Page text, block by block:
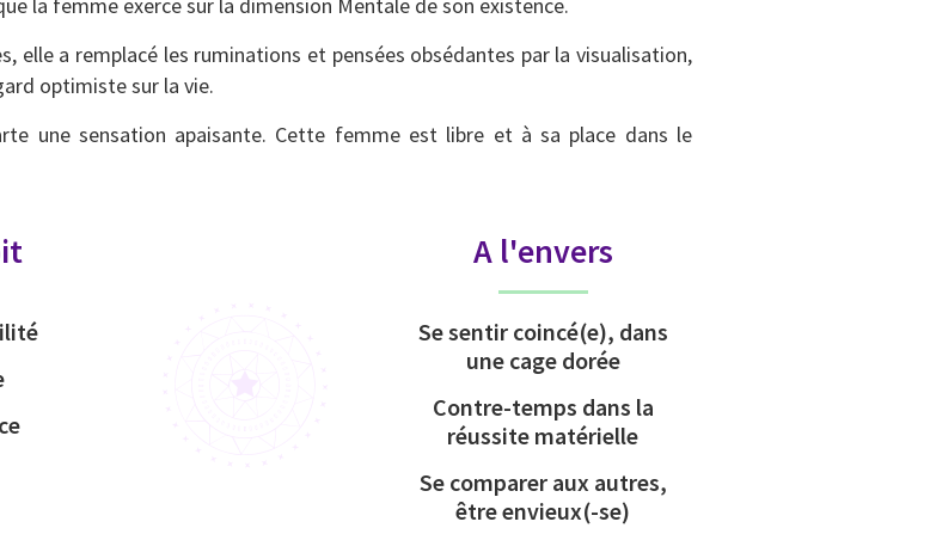
elle a remplacé les ruminations et pensées obsédantes par la visualisation,
optimiste sur la vie.
une sensation apaisante. Cette femme est libre et à sa place dans le
A l'envers
Se sentir coincé(e), dans
une cage dorée
Contre-temps dans la
réussite matérielle
Se comparer aux autres,
être envieux(-se)